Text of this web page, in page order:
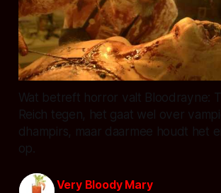
Wat betreft horror valt Bloodrayne:
Reich tegen, het gaat wel over
dhampirs, maar daarmee houdt het
op.
Very Bloody Mary